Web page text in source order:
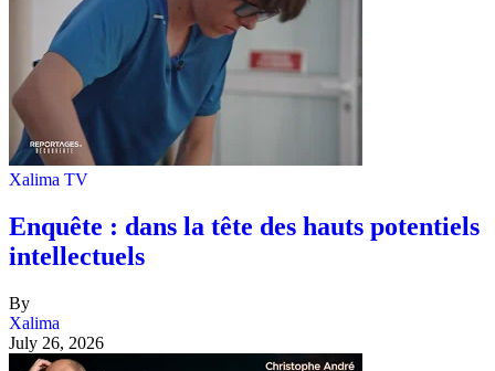
Xalima TV
Enquête : dans la tête des hauts potentiels
intellectuels
By
Xalima
July 26, 2026